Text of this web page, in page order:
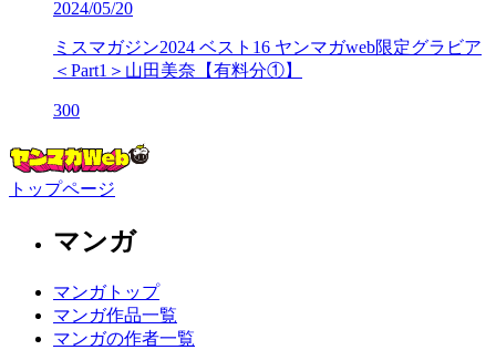
2024/05/20
ミスマガジン2024 ベスト16 ヤンマガweb限定グラビア
＜Part1＞山田美奈【有料分①】
300
トップページ
マンガ
マンガトップ
マンガ作品一覧
マンガの作者一覧